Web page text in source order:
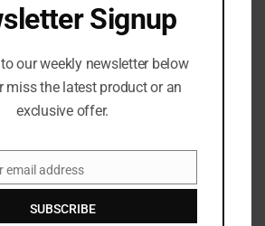
bola Inggris Shaun Wright-Phillips
Signup
our weekly newsletter below
miss the latest product or an
exclusive offer.
email address
SUBSCRIBE